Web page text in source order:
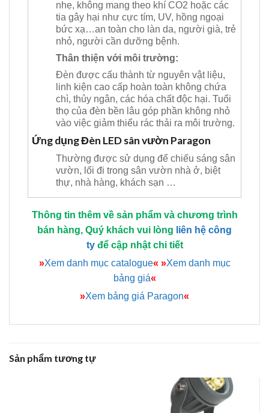
nhẹ, không mang theo khí CO2 hoặc các
tia gây hại như cực tím, UV, hồng ngoại
bức xạ…an toàn cho làn da, người già, trẻ
nhỏ, người cần dưỡng bệnh.
Thân thiện với môi trường:
Đèn được cấu thành từ nguyên vật liệu,
linh kiện cao cấp hoàn toàn không chứa
chì, thủy ngân, các hóa chất độc hại. Tuổi
thọ của đèn bền lâu góp phần không nhỏ
vào việc giảm thiểu rác thải ra môi trường.
Ứng dụng Đèn LED sân vườn Paragon
Thường được sử dụng để chiếu sáng sân
vườn, lối đi trong sân vườn nhà ở, biệt
thự, nhà hàng, khách sạn …
Thông tin thêm về sản phẩm và chương trình
bán hàng, Quý khách vui lòng liên hệ công
tyđể cập nhật chi tiết
»Xem danh mục catalogue« »Xem danh mục
bảng giá«
»Xem bảng giá Paragon«
Sản phẩm tương tự